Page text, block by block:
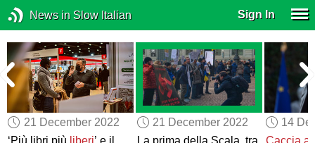
News in Slow Italian Sign In
21 December 2022
21 December 2022
14